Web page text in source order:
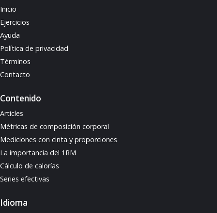
Inicio
Ejercicios
Ayuda
Política de privacidad
Términos
Contacto
Contenido
Articles
Métricas de composición corporal
Mediciones con cinta y proporciones
La importancia del 1RM
Cálculo de calorías
Series efectivas
Idioma